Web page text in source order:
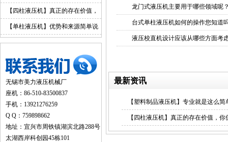
【四柱液压机】真正的存在价值，
你值得拥有
【单柱液压机】优势和来源简单说
明
无锡市美力液压机械厂
座机：86-510-83500837
手机：13921276259
Q Q：759898662
地址：宜兴市周铁镇湖滨北路288号
太湖西岸科创园45栋101
龙门式液压机主要用于哪些领域呢
台式单柱液压机如何的操作您知道
液压校直机设计应该从哪些方面考
最新资讯
【塑料制品液压机】专业就是这么简
【四柱液压机】真正的存在价值，你